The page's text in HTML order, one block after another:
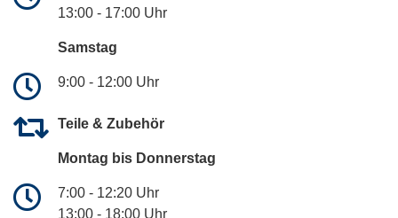
13:00 - 17:00 Uhr
Samstag
9:00 - 12:00 Uhr
Teile & Zubehör
Montag bis Donnerstag
7:00 - 12:20 Uhr
13:00 - 18:00 Uhr